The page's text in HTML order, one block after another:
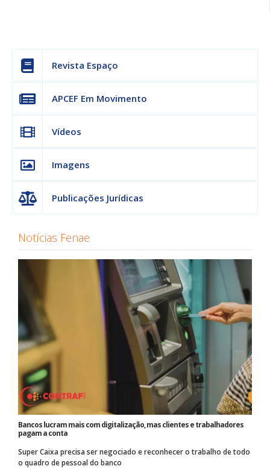
Revista Espaço
APCEF Em Movimento
Vídeos
Imagens
Publicações Jurídicas
Notícias Fenae
Bancos lucram mais com digitalização, mas clientes e trabalhadores
pagam a conta
Super Caixa precisa ser negociado e reconhecer o trabalho de todo
o quadro de pessoal do banco